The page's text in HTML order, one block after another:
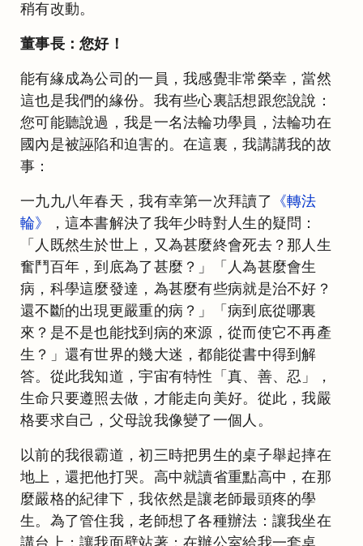
稍有改動。
董事長：您好！
能有緣成為公司的一員，我感覺非常榮幸，當然
這也是我們的緣份。我有些心裏話想跟您說說：
您可能聽說過，我是一名法輪功學員，法輪功在
國內是被誣陷和迫害的。在這裏，我講講我的故
事：
一九九八年春天，我有幸第一次拜讀了 《轉法
輪》
，這本書解決了我年少時對人生的疑問：
「人既然生於世上，又為甚麼終會死去？那人生
奮鬥百年，到底為了甚麼？」「人為甚麼會生
病，科學這麼發達，為甚麼有些病就是治不好？
還不斷的出現更嚴重的病？」「病到底從哪裏
來？是不是也能找到病的來源，從而使它不再產
生？」還有世界的幾大迷，都能從書中得到解
答。從此我知道，宇宙有特性「真、善、忍」，
生命只要遵照去做，才能走向美好。從此，我嚴
格要求自己，父母說我像變了一個人。
以前的我很霸道，初三時把男生的桌子舉起摔在
地上，還把他打哭。高中就讀省重點高中，在那
麼嚴格的紀律下，我依然是讓老師最頭疼的學
生。為了管住我，老師想了各種辦法：讓我坐在
講台上；讓我面壁站著；在辦公室給我一套桌